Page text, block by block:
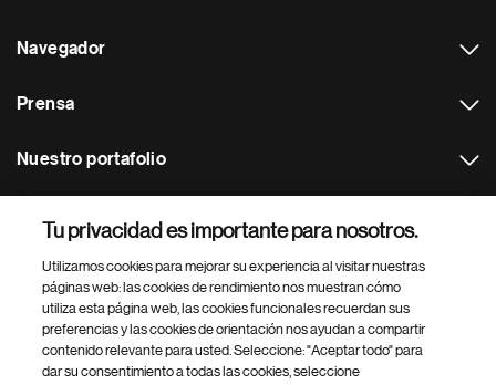
Navegador
Prensa
Nuestro portafolio
Footer Site Search
Tu privacidad es importante para nosotros.
Utilizamos cookies para mejorar su experiencia al visitar nuestras
páginas web: las cookies de rendimiento nos muestran cómo
utiliza esta página web, las cookies funcionales recuerdan sus
preferencias y las cookies de orientación nos ayudan a compartir
contenido relevante para usted. Seleccione: "Aceptar todo" para
dar su consentimiento a todas las cookies, seleccione